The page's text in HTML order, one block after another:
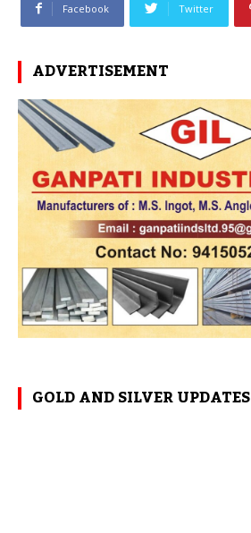
Facebook Twitter
ADVERTISEMENT
GOLD AND SILVER UPDATES